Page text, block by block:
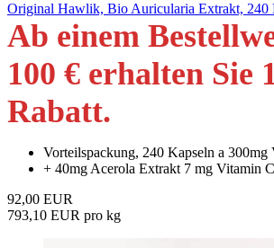
Original Hawlik, Bio Auricularia Extrakt, 240
Ab einem
100 € erhalten Sie
Rabatt.
Vorteilspackung, 240 Kapseln a
+ 40mg Acerola Extrakt 7 mg Vitamin C
92,00 EUR
793,10 EUR pro kg